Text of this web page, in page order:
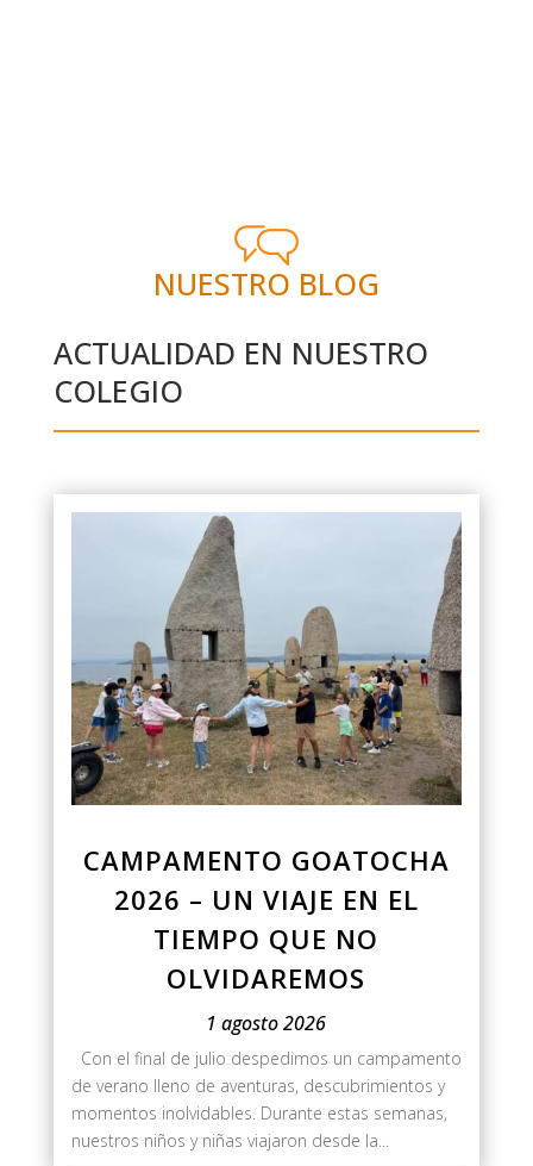
NUESTRO BLOG
ACTUALIDAD EN NUESTRO
COLEGIO
CAMPAMENTO GOATOCHA
2026 – UN VIAJE EN EL
TIEMPO QUE NO
OLVIDAREMOS
1 agosto 2026
Con el final de julio despedimos un campamento
de verano lleno de aventuras, descubrimientos y
momentos inolvidables. Durante estas semanas,
nuestros niños y niñas viajaron desde la...